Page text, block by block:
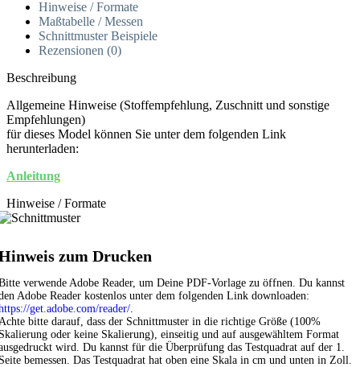
Hinweise / Formate
Maßtabelle / Messen
Schnittmuster Beispiele
Rezensionen (0)
Beschreibung
Allgemeine Hinweise (Stoffempfehlung, Zuschnitt und sonstige
Empfehlungen)
für dieses Model können Sie unter dem folgenden Link
herunterladen:
Anleitung
Hinweise / Formate
zum Drucken
verwende Adobe Reader, um Deine PDF-Vorlage zu öffnen. Du kannst
Adobe Reader kostenlos unter dem folgenden Link downloaden:
get.adobe.com/reader/
bitte darauf, dass der Schnittmuster in die richtige Größe (100%
oder keine Skalierung), einseitig und auf ausgewähltem Format
wird. Du kannst für die Überprüfung das Testquadrat auf der 1.
bemessen. Das Testquadrat hat oben eine Skala in cm und unten in Zoll.